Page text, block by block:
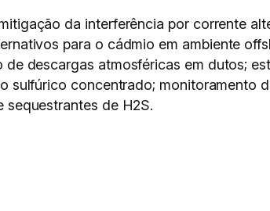
da interferência por corrente
para o cádmio em ambiente
descargas atmosféricas em dutos;
concentrado; monitoramento
de H2S.